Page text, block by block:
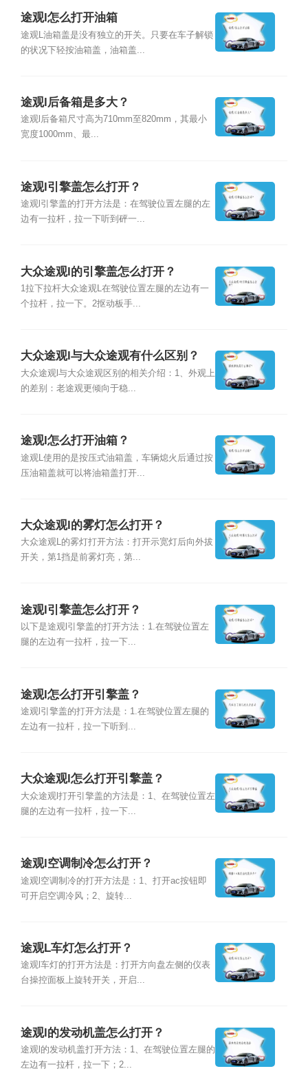
途观l怎么打开油箱
途观L油箱盖是没有独立的开关。只要在车子解锁
的状况下轻按油箱盖，油箱盖...
途观l后备箱是多大？
途观l后备箱尺寸高为710mm至820mm，其最小
宽度1000mm、最...
途观l引擎盖怎么打开？
途观l引擎盖的打开方法是：在驾驶位置左腿的左
边有一拉杆，拉一下听到砰一...
大众途观l的引擎盖怎么打开？
1拉下拉杆大众途观L在驾驶位置左腿的左边有一
个拉杆，拉一下。2抠动板手...
大众途观l与大众途观有什么区别？
大众途观l与大众途观区别的相关介绍：1、外观上
的差别：老途观更倾向于稳...
途观l怎么打开油箱？
途观L使用的是按压式油箱盖，车辆熄火后通过按
压油箱盖就可以将油箱盖打开...
大众途观l的雾灯怎么打开？
大众途观L的雾灯打开方法：打开示宽灯后向外拔
开关，第1挡是前雾灯亮，第...
途观l引擎盖怎么打开？
以下是途观l引擎盖的打开方法：1.在驾驶位置左
腿的左边有一拉杆，拉一下...
途观l怎么打开引擎盖？
途观l引擎盖的打开方法是：1.在驾驶位置左腿的
左边有一拉杆，拉一下听到...
大众途观l怎么打开引擎盖？
大众途观l打开引擎盖的方法是：1、在驾驶位置左
腿的左边有一拉杆，拉一下...
途观l空调制冷怎么打开？
途观l空调制冷的打开方法是：1、打开ac按钮即
可开启空调冷风；2、旋转...
途观L车灯怎么打开？
途观l车灯的打开方法是：打开方向盘左侧的仪表
台操控面板上旋转开关，开启...
途观l的发动机盖怎么打开？
途观l的发动机盖打开方法：1、在驾驶位置左腿的
左边有一拉杆，拉一下；2...